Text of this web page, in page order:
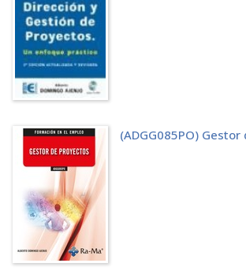
12.1 VISUALIZACIÓN DE LAS CARGAS DE TRABAJO
ASIGNACIONES DE TAREA
12.2 RESOLUCIÓN DE CONFLICTOS DE RECURSOS
12.3 REDISTRIBUCIÓN AUTOMÁTICA DE LOS
12.4 RESOLUCIÓN MANUAL DE
12.5 PRESENTACIÓN DE DIFERENTES NIVELES DE
ASIGNACIONES
13.1 RESTRICCIÓN CON FECHAS DE COMIENZO Y
13.2 APLICACIÓN DE RESTRICCIONES FLEXIBLES
13.3 APLICACIÓN DE RESTRICCIONES INFLEXIBLES
13.4 PROGRAMACIÓN DE RESTRICCIONES QUE
13.5 DEFINICIÓN DE UNA LÍNEA BASE
13.6 CREACIÓN DE PLANES PROVISIONALES
13.7 PRESENTACIÓN DE LAS RESTRICCIONES DEL
CAPÍTULO 14. CONTROL DE UN PROYECTO
14.1 SEGUIMIENTO DEL PROGRESO
(ADGG085PO)